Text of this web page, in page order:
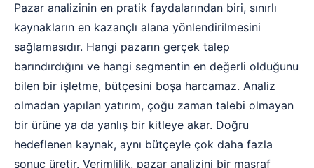
Pazar analizinin en pratik faydalarından biri, sınırlı
kaynakların en kazançlı alana yönlendirilmesini
sağlamasıdır. Hangi pazarın gerçek talep
barındırdığını ve hangi segmentin en değerli olduğunu
bilen bir işletme, bütçesini boşa harcamaz. Analiz
olmadan yapılan yatırım, çoğu zaman talebi olmayan
bir ürüne ya da yanlış bir kitleye akar. Doğru
hedeflenen kaynak, aynı bütçeyle çok daha fazla
sonuç üretir. Verimlilik, pazar analizini bir masraf